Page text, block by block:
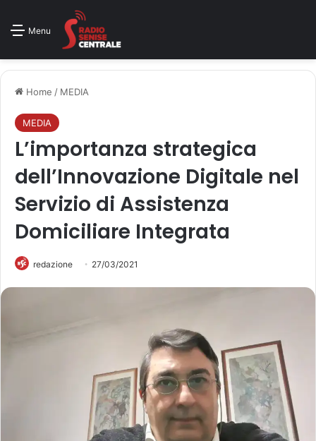
Menu
Home / MEDIA
MEDIA
L’importanza strategica
dell’Innovazione Digitale nel
Servizio di Assistenza
Domiciliare Integrata
redazione 27/03/2021